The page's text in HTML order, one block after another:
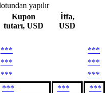
yapılır
Kupon
tutarı, USD
İtfa,
USD
***
***
***
***
***
***
*** ***
***